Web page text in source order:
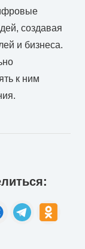
создавая
и бизнеса.
к ним